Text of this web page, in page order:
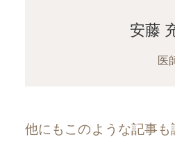
安藤
医
他にもこのような記事